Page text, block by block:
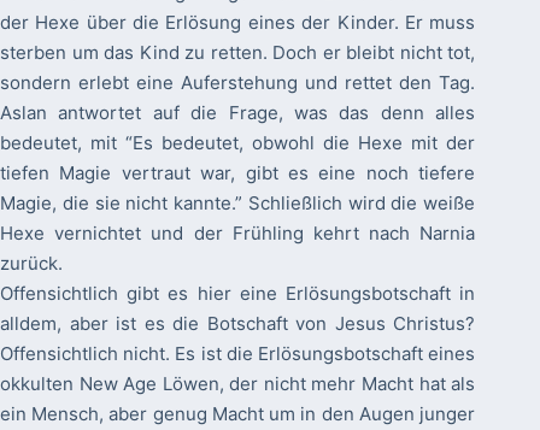
der Hexe über die Erlösung eines der Kinder. Er muss
sterben um das Kind zu retten. Doch er bleibt nicht tot,
sondern erlebt eine Auferstehung und rettet den Tag.
Aslan antwortet auf die Frage, was das denn alles
bedeutet, mit “Es bedeutet, obwohl die Hexe mit der
tiefen Magie vertraut war, gibt es eine noch tiefere
Magie, die sie nicht kannte.” Schließlich wird die weiße
Hexe vernichtet und der Frühling kehrt nach Narnia
zurück.
Offensichtlich gibt es hier eine Erlösungsbotschaft in
alldem, aber ist es die Botschaft von Jesus Christus?
Offensichtlich nicht. Es ist die Erlösungsbotschaft eines
okkulten New Age Löwen, der nicht mehr Macht hat als
ein Mensch, aber genug Macht um in den Augen junger